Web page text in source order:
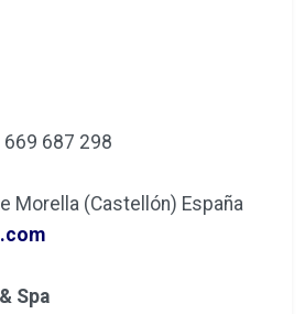
687 298
Morella (Castellón) España
Spa